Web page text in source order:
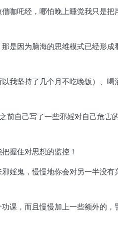
咖吒经，哪怕晚上睡觉我只是把
是因为脑海的思维模式已经形成
我坚持了几个月不吃晚饭）、喝
前自己写了一些邪婬对自己危害
握住对思想的监控！
婬鬼，慢慢地你会对另一半没有
课，而且慢慢加上一些额外的，